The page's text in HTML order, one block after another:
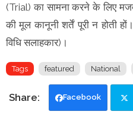
(Trial) का सामना करने के लिए
की मूल कानूनी शर्तें पूरी न होती हों।
विधि सलाहकार)।
Tags featured National
Facebook